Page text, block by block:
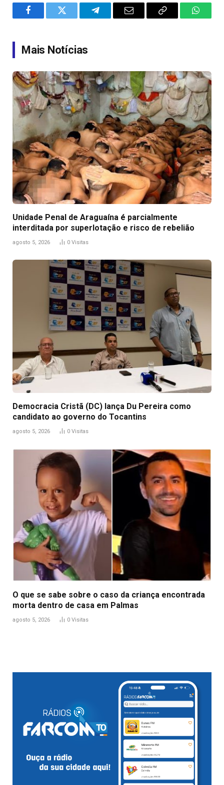
FacebookTwitter TelegramEmail
Copy
Mais Notícias
Unidade Penal de Araguaína é parcialmente
interditada por superlotação e risco de rebelião
agosto 5, 2026 0 Visitas
Democracia Cristã (DC) lança Du Pereira como
candidato ao governo do Tocantins
agosto 5, 2026 0 Visitas
O que se sabe sobre o caso da criança encontrada
morta dentro de casa em Palmas
agosto 5, 2026 0 Visitas